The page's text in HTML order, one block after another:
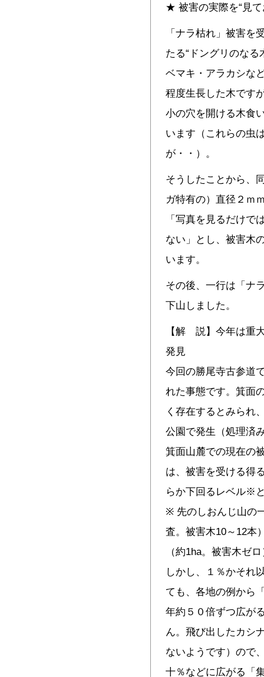
★ 被害の実際を“見
「ナラ枯れ」被害を
たる“ドングリのな
ベマキ・アラカシな
程度生長した木です
小の穴を開ける木食
います（これらの虫
が・・）。
そうしたことから、
ガ特有の）直径２ｍ
「写真を見るだけで
ない」とし、被害木
います。
その後、一行は「ナ
下山しました。
【解 説】今年は重
発見
今回の勝尾寺古参道
れた事態です。箕面
く存在するとみられ
公園で発生（処理済
箕面山麓での現在の
は、被害を受ける得
らか下回るレベル※
※ 先のしおんじ山の
査。被害木10～12本
（約1ha。被害木ゼ
しかし、１％かそれ
ても、各地の例から
年約５０倍ずつ広が
ん。飛び出したカシ
ないようです）ので
十％などに広がる「